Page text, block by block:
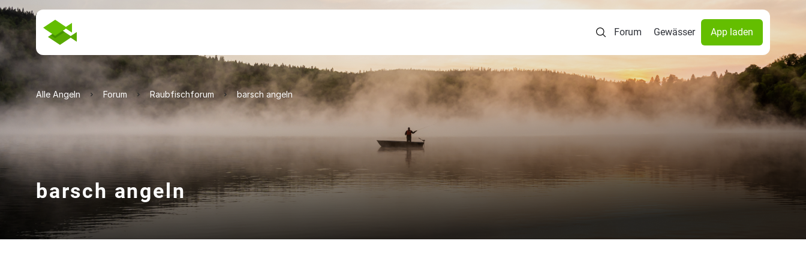
Forum Gewässer App laden
Alle Angeln Forum Raubfischforum barsch angeln
barsch angeln